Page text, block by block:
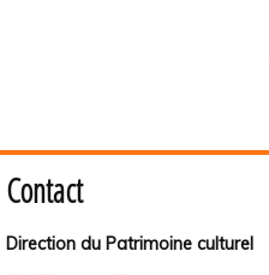
Contact
Direction du Patrimoine culturel